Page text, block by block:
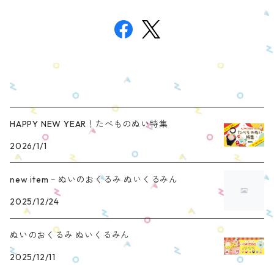
HAPPY NEW YEAR！たべものぬい特集
2026/1/1
new item ｰ ぬいのおくるみ ぬいくるみん
2025/12/24
ぬいのおくるみ ぬいくるみん
2025/12/11